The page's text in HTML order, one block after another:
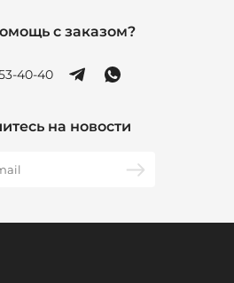
с заказом?
40-40
на новости